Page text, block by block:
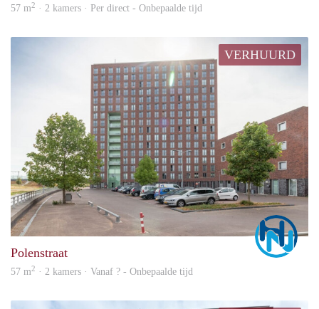
57 m2 · 2 kamers · Per direct - Onbepaalde tijd
VERHUURD
Polenstraat
57 m2 · 2 kamers · Vanaf ? - Onbepaalde tijd